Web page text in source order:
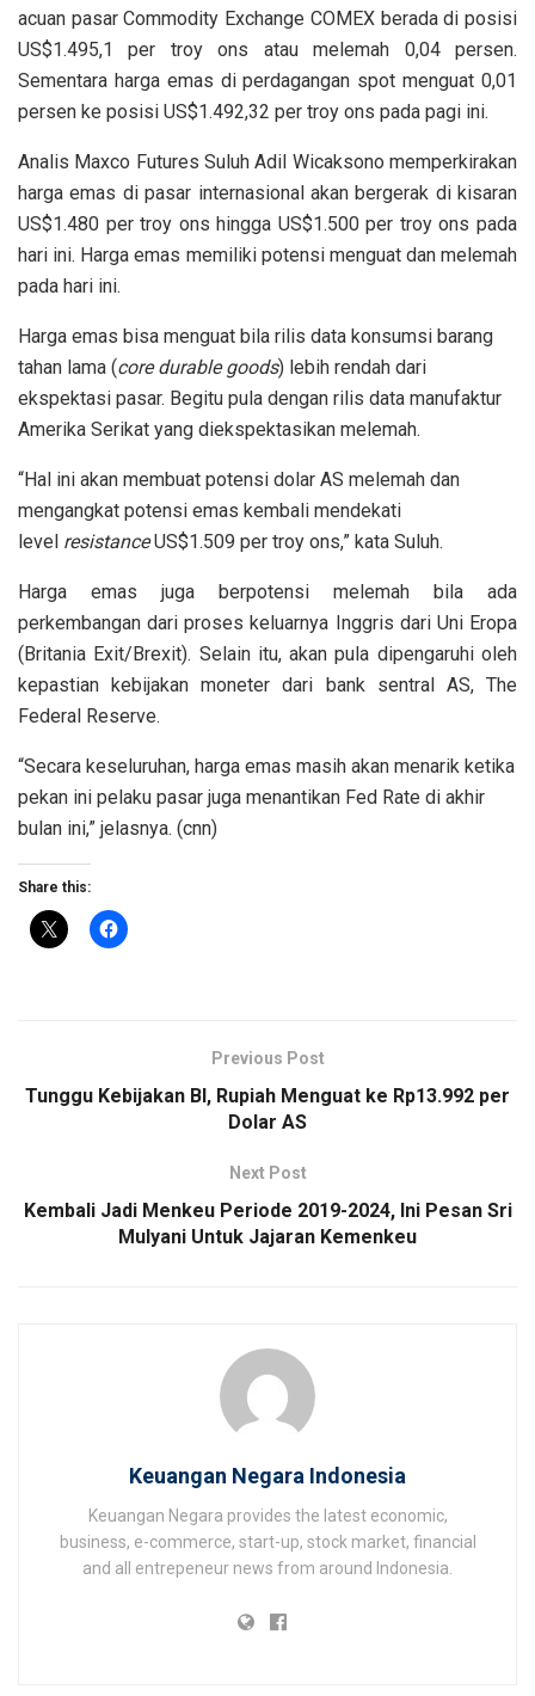
acuan pasar Commodity Exchange COMEX berada di posisi
US$1.495,1 per troy ons atau melemah 0,04 persen.
Sementara harga emas di perdagangan spot menguat 0,01
persen ke posisi US$1.492,32 per troy ons pada pagi ini.
Analis Maxco Futures Suluh Adil Wicaksono memperkirakan
harga emas di pasar internasional akan bergerak di kisaran
US$1.480 per troy ons hingga US$1.500 per troy ons pada
hari ini. Harga emas memiliki potensi menguat dan melemah
pada hari ini.
Harga emas bisa menguat bila rilis data konsumsi barang
tahan lama (core durable goods) lebih rendah dari
ekspektasi pasar. Begitu pula dengan rilis data manufaktur
Amerika Serikat yang diekspektasikan melemah.
“Hal ini akan membuat potensi dolar AS melemah dan
mengangkat potensi emas kembali mendekati
level resistanceUS$1.509 per troy ons,” kata Suluh.
Harga emas juga berpotensi melemah bila ada
perkembangan dari proses keluarnya Inggris dari Uni Eropa
(Britania Exit/Brexit). Selain itu, akan pula dipengaruhi oleh
kepastian kebijakan moneter dari bank sentral AS, The
Federal Reserve.
“Secara keseluruhan, harga emas masih akan menarik ketika
pekan ini pelaku pasar juga menantikan Fed Rate di akhir
bulan ini,” jelasnya. (cnn)
Share this:
Previous Post
Tunggu Kebijakan BI, Rupiah Menguat ke Rp13.992 per
Dolar AS
Next Post
Kembali Jadi Menkeu Periode 2019-2024, Ini Pesan Sri
Mulyani Untuk Jajaran Kemenkeu
Keuangan Negara Indonesia
Keuangan Negara provides the latest economic,
business, e-commerce, start-up, stock market, financial
and all entrepeneur news from around Indonesia.